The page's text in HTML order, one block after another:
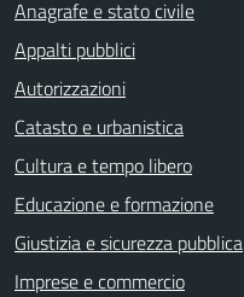
Anagrafe e stato civile
Appalti pubblici
Autorizzazioni
Catasto e urbanistica
Cultura e tempo libero
Educazione e formazione
Giustizia e sicurezza pubblica
Imprese e commercio